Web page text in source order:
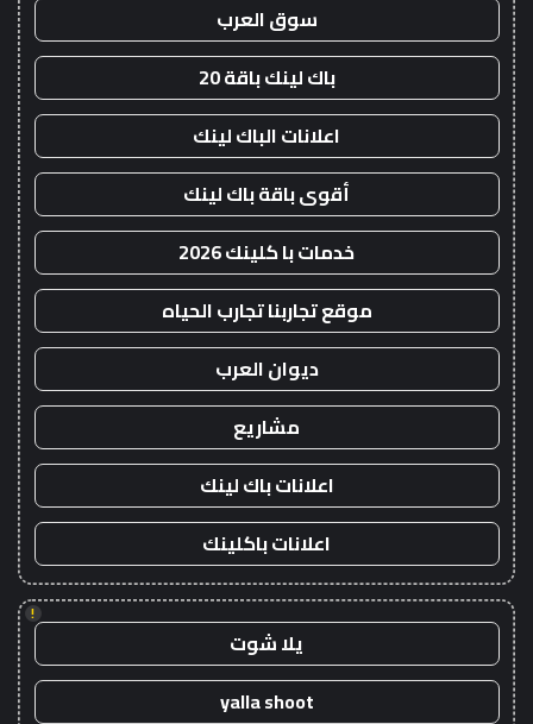
سوق العرب
باك لينك باقة 20
اعلانات الباك لينك
أقوى باقة باك لينك
خدمات با كلينك 2026
موقع تجاربنا تجارب الحياه
ديوان العرب
مشاريع
اعلانات باك لينك
اعلانات باكلينك
!
يلا شوت
yalla shoot